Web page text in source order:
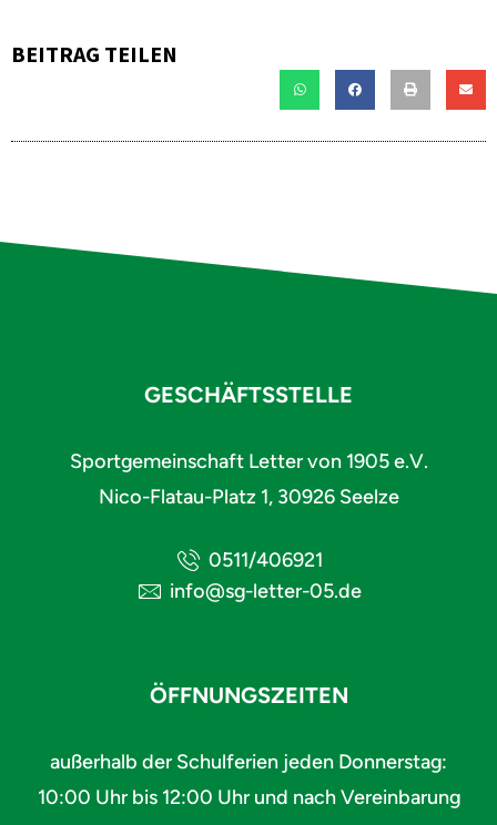
BEITRAG TEILEN
GESCHÄFTSSTELLE
Sportgemeinschaft Letter von 1905 e.V.
Nico-Flatau-Platz 1, 30926 Seelze
0511/406921
info@sg-letter-05.de
ÖFFNUNGSZEITEN
außerhalb der Schulferien jeden Donnerstag:
10:00 Uhr bis 12:00 Uhr und nach Vereinbarung